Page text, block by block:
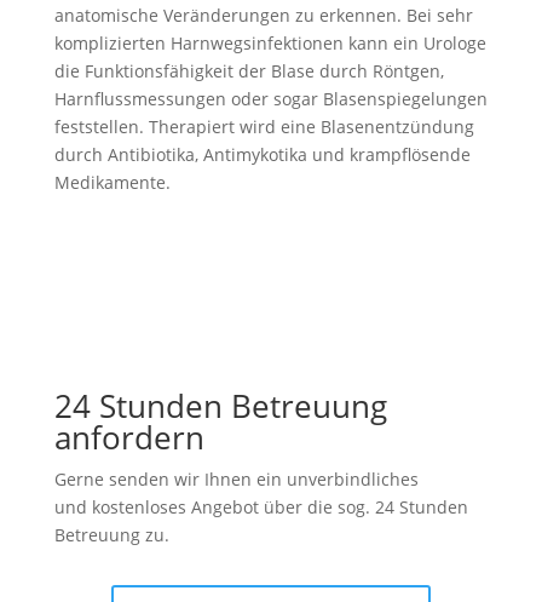
anatomische Veränderungen zu erkennen. Bei sehr
komplizierten Harnwegsinfektionen kann ein Urologe
die Funktionsfähigkeit der Blase durch Röntgen,
Harnflussmessungen oder sogar Blasenspiegelungen
feststellen. Therapiert wird eine Blasenentzündung
durch Antibiotika, Antimykotika und krampflösende
Medikamente.
24 Stunden Betreuung
anfordern
Gerne senden wir Ihnen ein unverbindliches
und kostenloses Angebot über die sog. 24 Stunden
Betreuung zu.